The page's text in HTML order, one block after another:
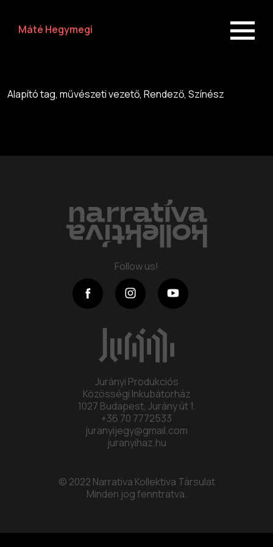
about us
Program
Collective
Contact
Máté Hegymegi
Alapító tag, művészeti vezető, Rendező, Színész
Follow us!
Jurányi Produkciós
Közösségi Inkubátorház
1027 Budapest, Jurány út 1.
+36 70 7772533
juranyijegy@gmail.com
juranyihaz.hu
© 2022 Narrativa Kollektiva Társulat
Minden jog fenntratva.